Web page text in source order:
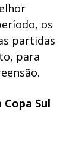
os
partidas
para
Sul